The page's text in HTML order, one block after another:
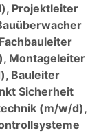
Projektleiter
Montageleiter
Bauleiter
Sicherheit
(m/w/d),